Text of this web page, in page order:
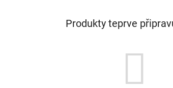
Produkty teprve